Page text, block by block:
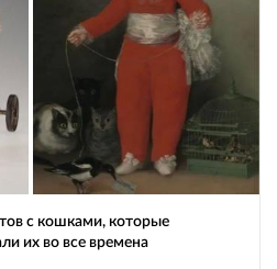
с кошками, которые
их во все времена